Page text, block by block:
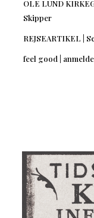
OLE LUND
Skipper
REJSEARTIKEL |
feel good |